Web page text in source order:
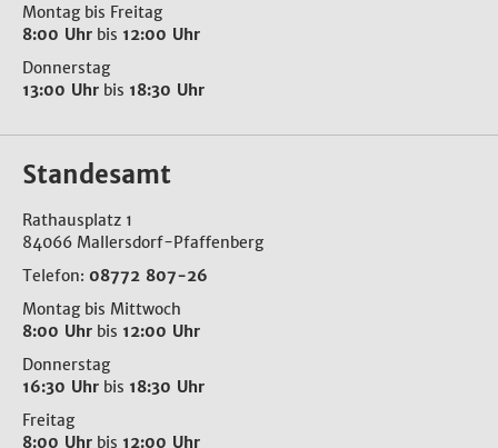
Montag bis Freitag
8:00 Uhr bis 12:00 Uhr
Donnerstag
13:00 Uhr bis 18:30 Uhr
Standesamt
Rathausplatz 1
84066 Mallersdorf-Pfaffenberg
Telefon: 08772 807-26
Montag bis Mittwoch
8:00 Uhr bis 12:00 Uhr
Donnerstag
16:30 Uhr bis 18:30 Uhr
Freitag
8:00 Uhr bis 12:00 Uhr